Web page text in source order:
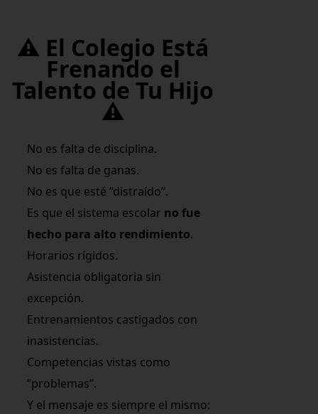
⚠️ El Colegio Está
Frenando el
Talento de Tu Hijo
⚠️
No es falta de disciplina.
No es falta de ganas.
No es que esté “distraído”.
Es que el sistema escolar no fue
hecho para alto rendimiento.
Horarios rígidos.
Asistencia obligatoria sin
excepción.
Entrenamientos castigados con
inasistencias.
Competencias vistas como
“problemas”.
Y el mensaje es siempre el mismo: